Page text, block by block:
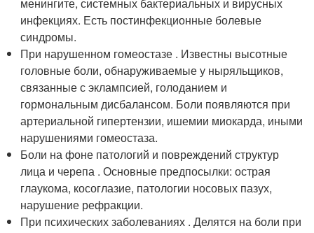
инфекциях. Есть постинфекционные болевые
синдромы.
При нарушенном гомеостазе . Известны высотные
головные боли, обнаруживаемые у ныряльщиков,
связанные с эклампсией, голоданием и
гормональным дисбалансом. Боли появляются при
артериальной гипертензии, ишемии миокарда, иными
нарушениями гомеостаза.
Боли на фоне патологий и повреждений структур
лица и черепа . Основные предпосылки: острая
глаукома, косоглазие, патологии носовых пазух,
нарушение рефракции.
При психических заболеваниях . Делятся на боли при